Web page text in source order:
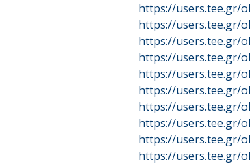
https://users.tee.gr/
https://users.tee.gr/
https://users.tee.gr/
https://users.tee.gr/
https://users.tee.gr/
https://users.tee.gr/
https://users.tee.gr/
https://users.tee.gr/
https://users.tee.gr/
https://users.tee.gr/